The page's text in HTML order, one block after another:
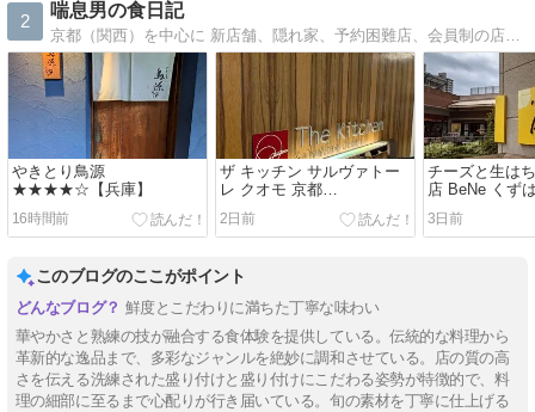
2
喘息男の食日記
京都（関西）を中心に 新店舗、隠れ家、予約困難店、会員制の店まで開拓しています。 辛口でリアルな感想をまとめているので お店選びの参考にして頂ければ幸いです。
やきとり鳥源
★★★★☆【兵庫】
16時間前
ザ キッチン サルヴァトー
レ クオモ 京都
★★★★☆【京都】
2日前
チーズと生は
店 BeNe くず
★★★☆☆【大
3日前
このブログのここがポイント
鮮度とこだわりに満ちた丁寧な味わい
華やかさと熟練の技が融合する食体験を提供している。伝統的な料理から
革新的な逸品まで、多彩なジャンルを絶妙に調和させている。店の質の高
さを伝える洗練された盛り付けと盛り付けにこだわる姿勢が特徴的で、料
理の細部に至るまで心配りが行き届いている。旬の素材を丁寧に仕上げる